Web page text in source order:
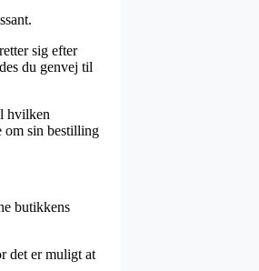
sig efter
du genvej til
hvilken
om sin bestilling
butikkens
det er muligt at